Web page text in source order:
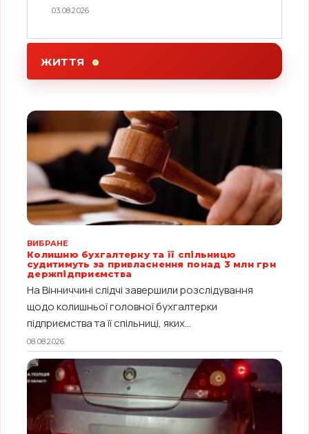
03.08.2026
ЖИТТЯ
ВИБРАНЕ
Колишню бухгалтерку та її спільницю
судитимуть за привласнення понад 3 млн грн
держпідприємства
На Вінниччині слідчі завершили розслідування
щодо колишньої головної бухгалтерки
підприємства та її спільниці, яких...
08.08.2026